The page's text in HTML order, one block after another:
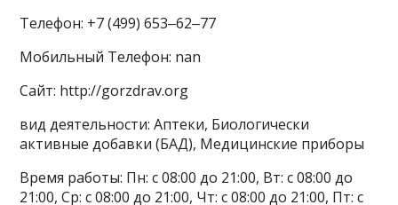
Телефон: +7 (499) 653‒62‒77
Мобильный Телефон: nan
Сайт: http://gorzdrav.org
вид деятельности: Аптеки, Биологически
активные добавки (БАД), Медицинские приборы
Время работы: Пн: с 08:00 до 21:00, Вт: с 08:00 до
21:00, Ср: с 08:00 до 21:00, Чт: с 08:00 до 21:00, Пт: с